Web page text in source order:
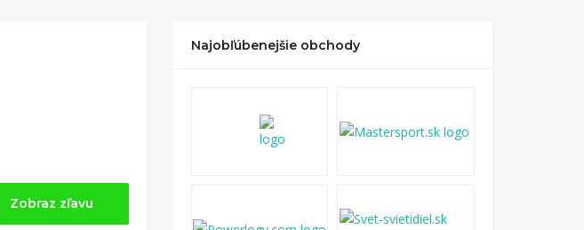
Zobraz zľavu
Najobľúbenejšie obchody